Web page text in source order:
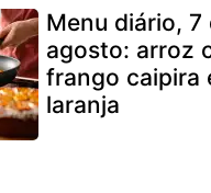
Menu diário, 7
agosto: arroz
frango caipira
laranja